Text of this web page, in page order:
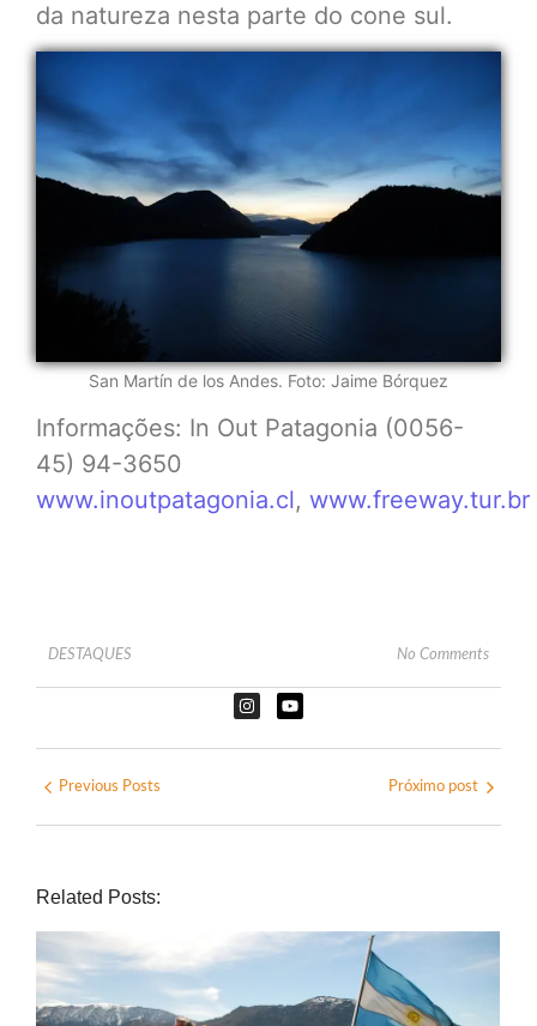
da natureza nesta parte do cone sul.
San Martín de los Andes. Foto: Jaime Bórquez
Informações: In Out Patagonia (0056-
45) 94-3650
www.inoutpatagonia.cl, www.freeway.tur.br
DESTAQUES No Comments
Previous Posts Próximo post
Related Posts: